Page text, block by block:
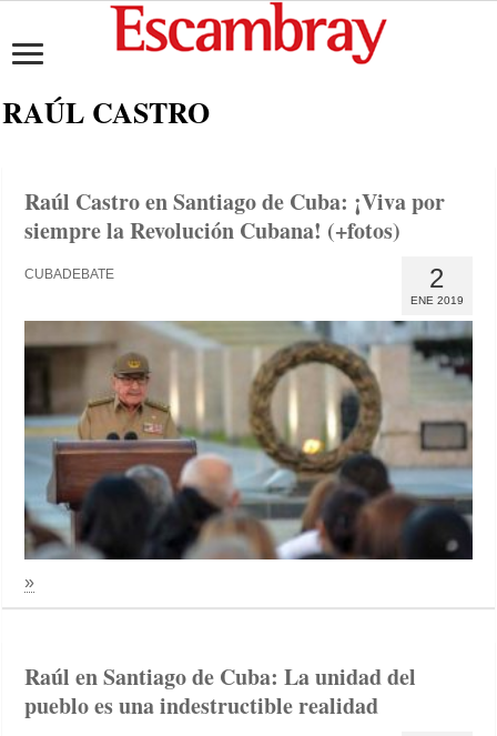
RAÚL CASTRO
Raúl Castro en Santiago de Cuba: ¡Viva por
siempre la Revolución Cubana! (+fotos)
2
ENE 2019
CUBADEBATE
»
Raúl en Santiago de Cuba: La unidad del
pueblo es una indestructible realidad